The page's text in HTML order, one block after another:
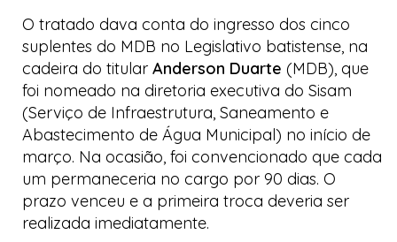
O tratado dava conta do ingresso dos cinco
suplentes do MDB no Legislativo batistense, na
cadeira do titular Anderson Duarte (MDB), que
foi nomeado na diretoria executiva do Sisam
(Serviço de Infraestrutura, Saneamento e
Abastecimento de Água Municipal) no início de
março. Na ocasião, foi convencionado que cada
um permaneceria no cargo por 90 dias. O
prazo venceu e a primeira troca deveria ser
realizada imediatamente.